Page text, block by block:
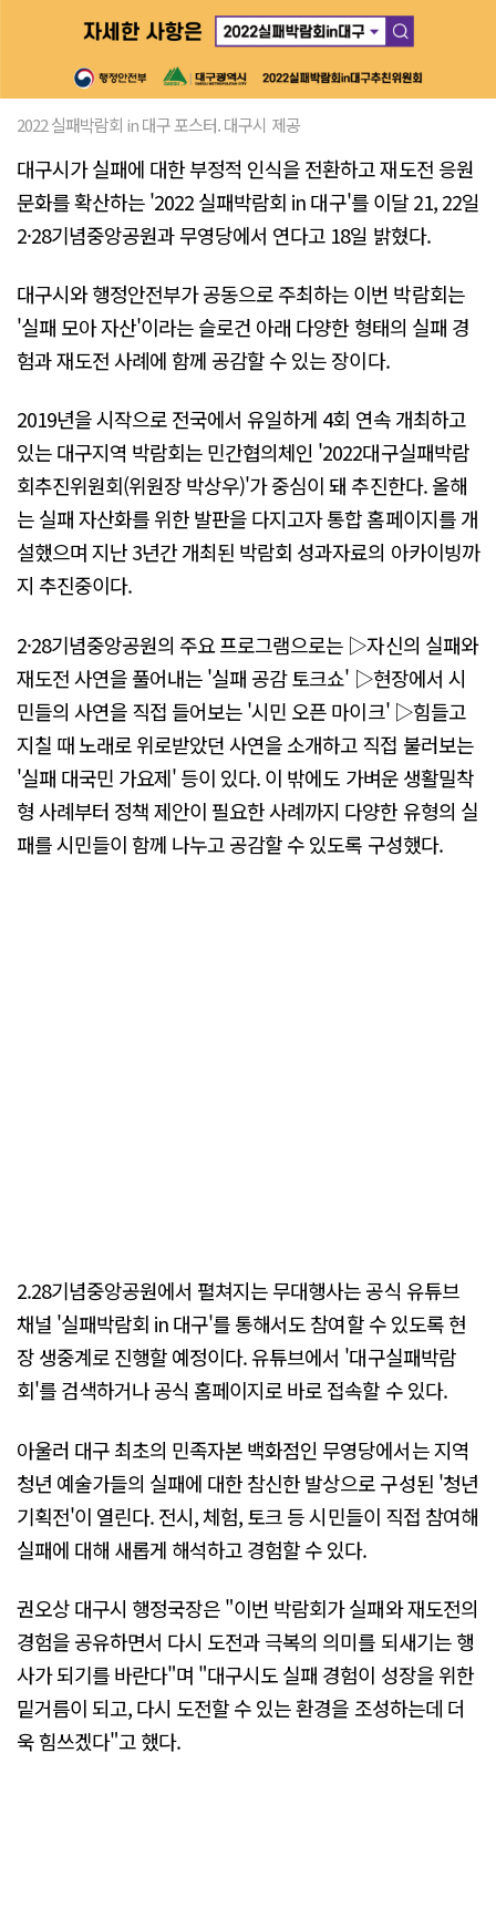
2022 실패박람회 in 대구 포스터. 대구시 제공
대구시가 실패에 대한 부정적 인식을 전환하고 재도전 응원
문화를 확산하는 '2022 실패박람회 in 대구'를 이달 21, 22일
2·28기념중앙공원과 무영당에서 연다고 18일 밝혔다.
대구시와 행정안전부가 공동으로 주최하는 이번 박람회는
'실패 모아 자산'이라는 슬로건 아래 다양한 형태의 실패 경
험과 재도전 사례에 함께 공감할 수 있는 장이다.
2019년을 시작으로 전국에서 유일하게 4회 연속 개최하고
있는 대구지역 박람회는 민간협의체인 '2022대구실패박람
회추진위원회(위원장 박상우)'가 중심이 돼 추진한다. 올해
는 실패 자산화를 위한 발판을 다지고자 통합 홈페이지를 개
설했으며 지난 3년간 개최된 박람회 성과자료의 아카이빙까
지 추진중이다.
2·28기념중앙공원의 주요 프로그램으로는 ▷자신의 실패와
재도전 사연을 풀어내는 '실패 공감 토크쇼' ▷현장에서 시
민들의 사연을 직접 들어보는 '시민 오픈 마이크' ▷힘들고
지칠 때 노래로 위로받았던 사연을 소개하고 직접 불러보는
'실패 대국민 가요제' 등이 있다. 이 밖에도 가벼운 생활밀착
형 사례부터 정책 제안이 필요한 사례까지 다양한 유형의 실
패를 시민들이 함께 나누고 공감할 수 있도록 구성했다.
2.28기념중앙공원에서 펼쳐지는 무대행사는 공식 유튜브
채널 '실패박람회 in 대구'를 통해서도 참여할 수 있도록 현
장 생중계로 진행할 예정이다. 유튜브에서 '대구실패박람
회'를 검색하거나 공식 홈페이지로 바로 접속할 수 있다.
아울러 대구 최초의 민족자본 백화점인 무영당에서는 지역
청년 예술가들의 실패에 대한 참신한 발상으로 구성된 '청년
기획전'이 열린다. 전시, 체험, 토크 등 시민들이 직접 참여해
실패에 대해 새롭게 해석하고 경험할 수 있다.
권오상 대구시 행정국장은 "이번 박람회가 실패와 재도전의
경험을 공유하면서 다시 도전과 극복의 의미를 되새기는 행
사가 되기를 바란다"며 "대구시도 실패 경험이 성장을 위한
밑거름이 되고, 다시 도전할 수 있는 환경을 조성하는데 더
욱 힘쓰겠다"고 했다.